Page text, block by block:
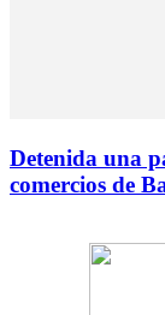
Detenida una
comercios de